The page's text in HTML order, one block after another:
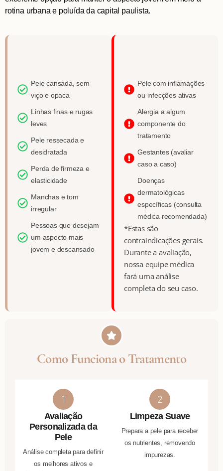
rotina urbana e poluída da capital paulista.
Pele cansada, sem
viço e opaca
Linhas finas e rugas
leves
Pele ressecada e
desidratada
Perda de firmeza e
elasticidade
Manchas e tom
irregular
Pessoas que desejam
um aspecto mais
jovem e descansado
Pele com inflamações
ou infecções ativas
Alergia a algum
componente do
tratamento
Gestantes (avaliar
caso a caso)
Doenças
dermatológicas
específicas (consulta
médica recomendada)
*Estas são
contraindicações gerais.
Durante a avaliação,
nossa equipe médica
fará uma análise
completa do seu caso.
Como Funciona o Tratamento
Avaliação
Personalizada da
Pele
Análise completa para definir
os melhores ativos e
Limpeza Suave
Prepara a pele para receber
os nutrientes, removendo
impurezas.